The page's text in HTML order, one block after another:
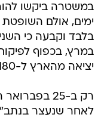
ימים, אולם
במרץ, בכפוף לפיקוח
יציאה מהארץ ל-180 ימים לכל אחד מהם.
רק ב-25
לאחר שנעצר